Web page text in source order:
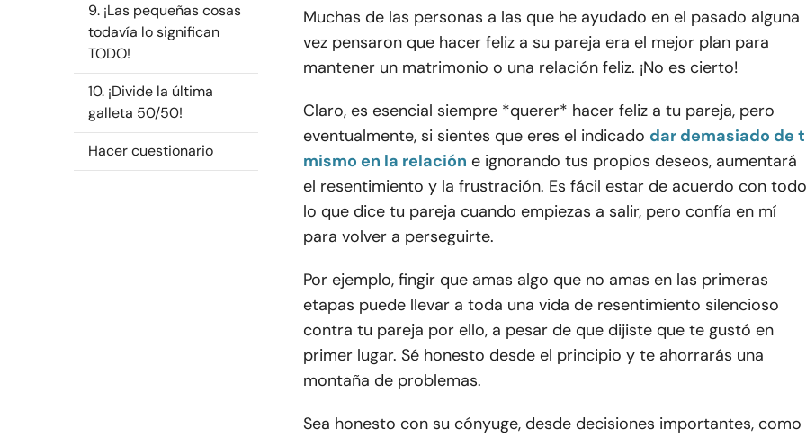
9. ¡Las pequeñas cosas
todavía lo significan
TODO!
10. ¡Divide la última
galleta 50/50!
Hacer cuestionario
Muchas de las personas a las que he ayudado en el pasado alguna
vez pensaron que hacer feliz a su pareja era el mejor plan para
mantener un matrimonio o una relación feliz. ¡No es cierto!
Claro, es esencial siempre *querer* hacer feliz a tu pareja, pero
eventualmente, si sientes que eres el indicado dar demasiado de
mismo en la relación e ignorando tus propios deseos, aumentará
el resentimiento y la frustración. Es fácil estar de acuerdo con todo
lo que dice tu pareja cuando empiezas a salir, pero confía en mí
para volver a perseguirte.
Por ejemplo, fingir que amas algo que no amas en las primeras
etapas puede llevar a toda una vida de resentimiento silencioso
contra tu pareja por ello, a pesar de que dijiste que te gustó en
primer lugar. Sé honesto desde el principio y te ahorrarás una
montaña de problemas.
Sea honesto con su cónyuge, desde decisiones importantes, como